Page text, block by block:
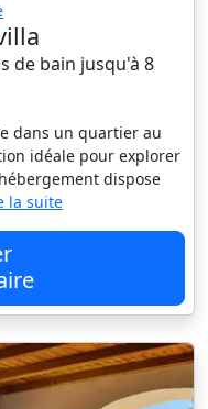
de bain jusqu'à 8
dans un quartier au
idéale pour explorer
dispose
la suite